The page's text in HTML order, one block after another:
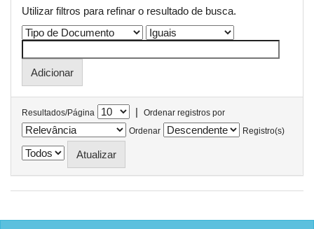
Utilizar filtros para refinar o resultado de busca.
Resultados/Página |
Ordenar registros por
Ordenar
Registro(s)